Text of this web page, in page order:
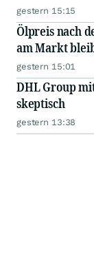
gestern 15:15
Ölpreis nach
am Markt
gestern 15:01
DHL Group
skeptisch
gestern 13:38